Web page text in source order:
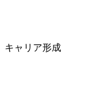
キャリア形成